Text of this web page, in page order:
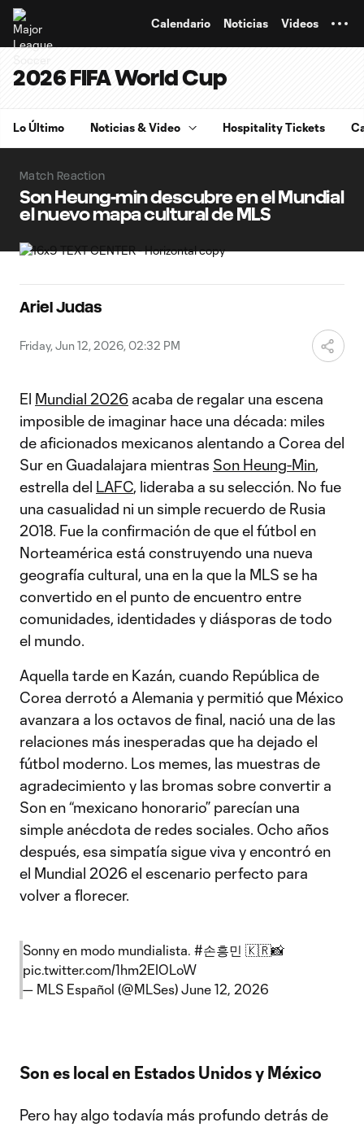
Calendario Noticias Videos
2026 FIFA World Cup
Lo Último Noticias & Video Hospitality Tickets
Match Reaction
Son Heung-min descubre en el Mundial
el nuevo mapa cultural de MLS
Ariel Judas
Friday, Jun 12, 2026, 02:32 PM
El Mundial 2026 acaba de regalar una escena
imposible de imaginar hace una década: miles
de aficionados mexicanos alentando a Corea del
Sur en Guadalajara mientras Son Heung-Min,
estrella del LAFC, lideraba a su selección. No fue
una casualidad ni un simple recuerdo de Rusia
2018. Fue la confirmación de que el fútbol en
Norteamérica está construyendo una nueva
geografía cultural, una en la que la MLS se ha
convertido en el punto de encuentro entre
comunidades, identidades y diásporas de todo
el mundo.
Aquella tarde en Kazán, cuando República de
Corea derrotó a Alemania y permitió que México
avanzara a los octavos de final, nació una de las
relaciones más inesperadas que ha dejado el
fútbol moderno. Los memes, las muestras de
agradecimiento y las bromas sobre convertir a
Son en “mexicano honorario” parecían una
simple anécdota de redes sociales. Ocho años
después, esa simpatía sigue viva y encontró en
el Mundial 2026 el escenario perfecto para
volver a florecer.
Sonny en modo mundialista. #손흥민 🇰🇷📸
pic.twitter.com/1hm2EIOLoW
— MLS Español (@MLSes) June 12, 2026
Son es local en Estados Unidos y México
Pero hay algo todavía más profundo detrás de